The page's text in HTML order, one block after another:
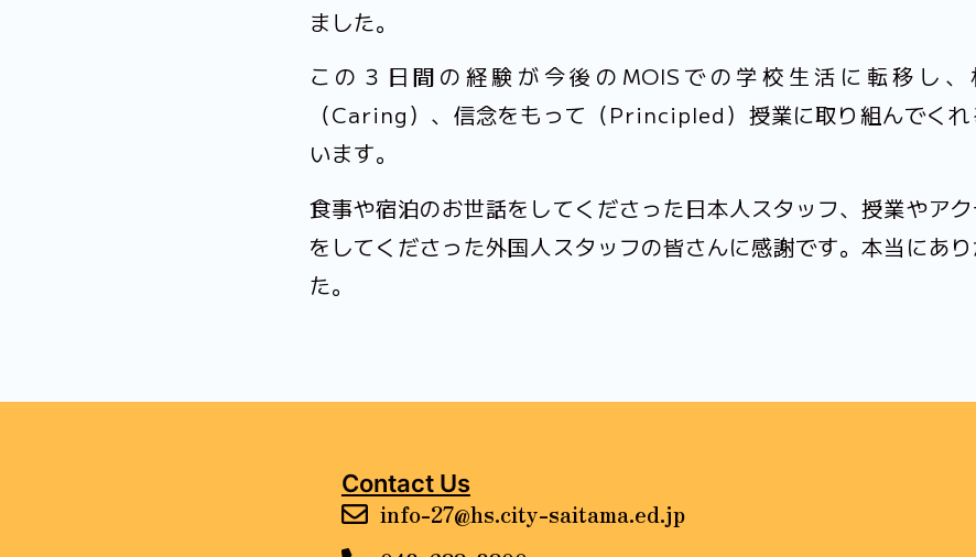
ました。
この３日間の経験が今後のMOISでの学校生活に転移し、
（Caring）、信念をもって（Principled）授業に取り組んでくれ
います。
食事や宿泊のお世話をしてくださった日本人スタッフ、授業やア
をしてくださった外国人スタッフの皆さんに感謝です。本当にあ
た。
Contact Us
info-27@hs.city-saitama.ed.jp